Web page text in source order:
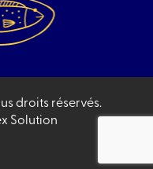
droits réservés.
Solution